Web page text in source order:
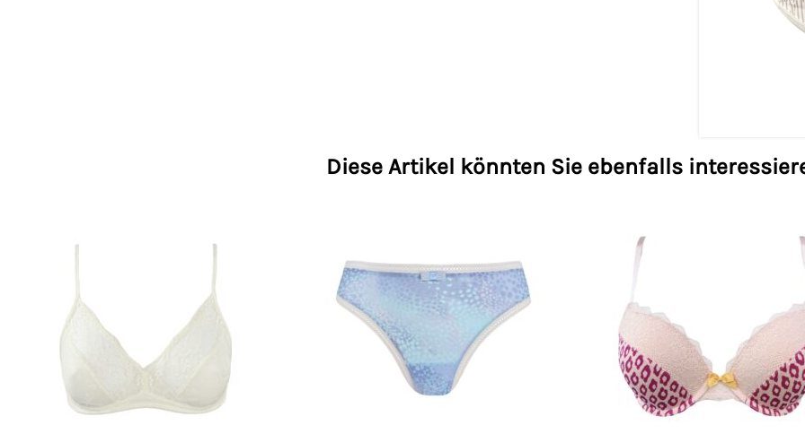
Diese Artikel könnten Sie ebenfalls